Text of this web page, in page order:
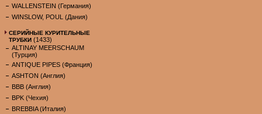
WALLENSTEIN (Германия)
WINSLOW, POUL (Дания)
СЕРИЙНЫЕ КУРИТЕЛЬНЫЕ
ТРУБКИ (1433)
ALTINAY MEERSCHAUM
(Турция)
ANTIQUE PIPES (Франция)
ASHTON (Англия)
BBB (Англия)
BPK (Чехия)
BREBBIA (Италия)